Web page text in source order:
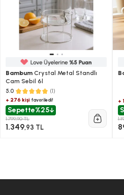
Bambum Crystal Metal Standlı
Cam Sebil 6l
5.0 (1)
+ 276 kişi favoriledi!
Sepette%25
1.799,90 TL
1.349,93 TL
+